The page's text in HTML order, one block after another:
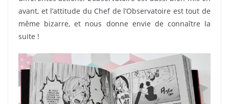
avant, et l’attitude du Chef de l’Observatoire est tout de
même bizarre, et nous donne envie de connaître la
suite !